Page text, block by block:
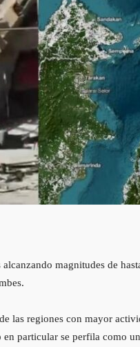
magnitudes de
las regiones con mayor
particular se perfila como